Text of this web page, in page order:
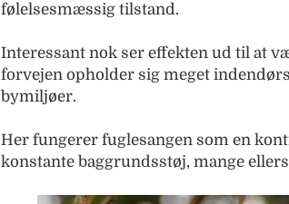
følelsesmæssig tilstand.
Interessant nok ser effekten ud til at
forvejen opholder sig meget
bymiljøer.
Her fungerer fuglesangen som en
konstante baggrundsstøj, mange